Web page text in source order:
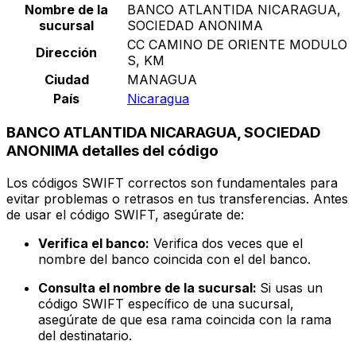
Nombre de la
sucursal
BANCO ATLANTIDA NICARAGUA,
SOCIEDAD ANONIMA
Dirección
CC CAMINO DE ORIENTE MODULO
S, KM
Ciudad
MANAGUA
País
Nicaragua
BANCO ATLANTIDA NICARAGUA, SOCIEDAD
ANONIMA detalles del código
Los códigos SWIFT correctos son fundamentales para
evitar problemas o retrasos en tus transferencias. Antes
de usar el código SWIFT, asegúrate de:
Verifica el banco: Verifica dos veces que el
nombre del banco coincida con el del banco.
Consulta el nombre de la sucursal: Si usas un
código SWIFT específico de una sucursal,
asegúrate de que esa rama coincida con la rama
del destinatario.